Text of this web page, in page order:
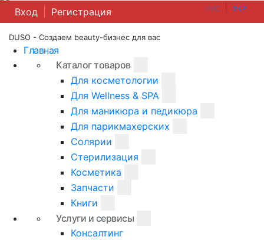
РУС УКР
Вход Регистрация
DUSO - Создаем beauty-бизнес для вас
Главная
Каталог товаров
Для косметологии
Для Wellness & SPA
Для маникюра и педикюра
Для парикмахерских
Солярии
Стерилизация
Косметика
Запчасти
Книги
Услуги и сервисы
Консалтинг